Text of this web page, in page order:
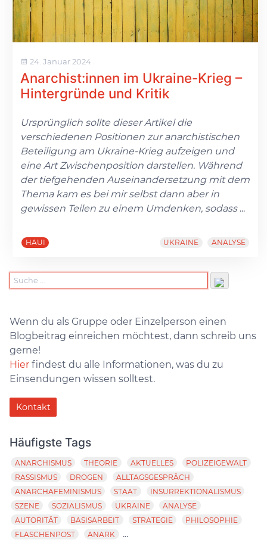
24. Januar 2024
Anarchist:innen im Ukraine-Krieg –
Hintergründe und Kritik
Ursprünglich sollte dieser Artikel die
verschiedenen Positionen zur anarchistischen
Beteiligung am Ukraine-Krieg aufzeigen und
eine Art Zwischenposition darstellen. Während
der tiefgehenden Auseinandersetzung mit dem
Thema kam es bei mir selbst dann aber in
gewissen Teilen zu einem Umdenken, sodass ...
HAUI UKRAINE ANALYSE
Wenn du als Gruppe oder Einzelperson einen
Blogbeitrag einreichen möchtest, dann schreib uns
gerne!
Hier findest du alle Informationen, was du zu
Einsendungen wissen solltest.
Kontakt
Häufigste Tags
ANARCHISMUS THEORIE AKTUELLES
POLIZEIGEWALT
RASSISMUS
DROGEN
ALLTAGSGESPRÄCH
ANARCHAFEMINISMUS
STAAT
INSURREKTIONALISMUS
SZENE
SOZIALISMUS UKRAINE
ANALYSE
AUTORITÄT
BASISARBEIT STRATEGIE
PHILOSOPHIE
FLASCHENPOST
ANARK ...